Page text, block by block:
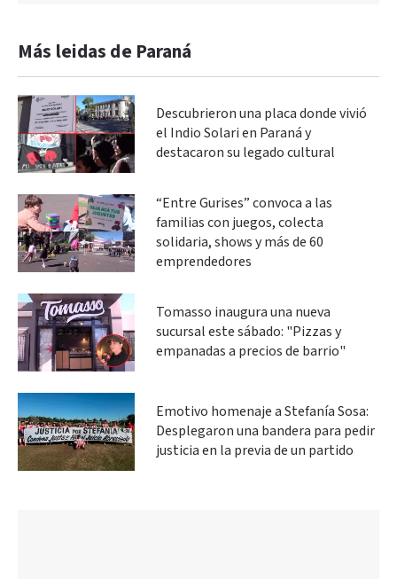
Más leidas de Paraná
Descubrieron una placa donde vivió
el Indio Solari en Paraná y
destacaron su legado cultural
“Entre Gurises” convoca a las
familias con juegos, colecta
solidaria, shows y más de 60
emprendedores
Tomasso inaugura una nueva
sucursal este sábado: "Pizzas y
empanadas a precios de barrio"
Emotivo homenaje a Stefanía Sosa:
Desplegaron una bandera para pedir
justicia en la previa de un partido